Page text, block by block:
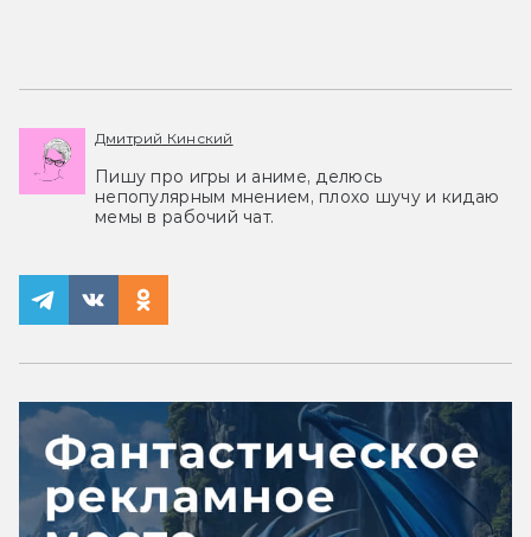
Дмитрий Кинский
Пишу про игры и аниме, делюсь
непопулярным мнением, плохо шучу и кидаю
мемы в рабочий чат.